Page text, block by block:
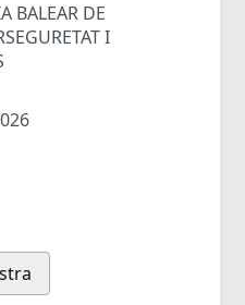
BALEAR DE
I